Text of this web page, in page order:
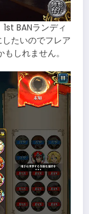
BANランディ
たいのでフレア
しれません。